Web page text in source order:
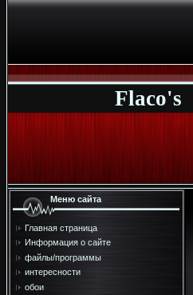
Flaco's
Меню сайта
Главная страница
Информация о сайте
файлы/программы
интересности
обои